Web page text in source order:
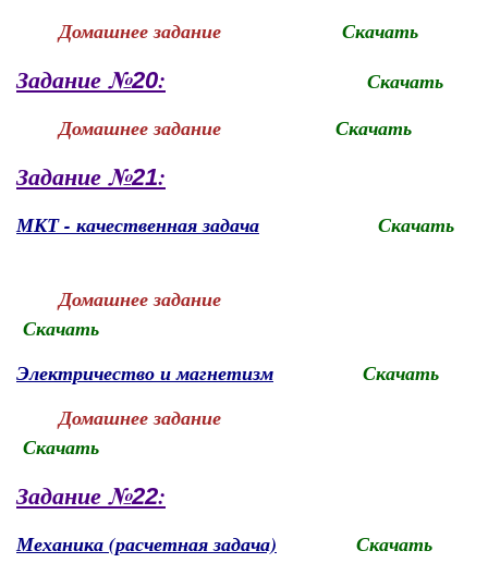
Домашнее задание
Скачать
Задание №20:
Скачать
Домашнее задание
Скачать
Задание №21:
МКТ - качественная задача Скачать
Домашнее задание
Скачать
Электричество и магнетизм
Скачать
Домашнее задание
Скачать
Задание №22:
Механика (расчетная задача)
Скачать